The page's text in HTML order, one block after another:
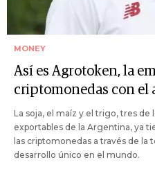
MONEY
Así es Agrotoken, la
criptomonedas con el
La soja, el maíz y el trigo, tres
exportables de la Argentina, ya
las criptomonedas a través de
desarrollo único en el mundo.